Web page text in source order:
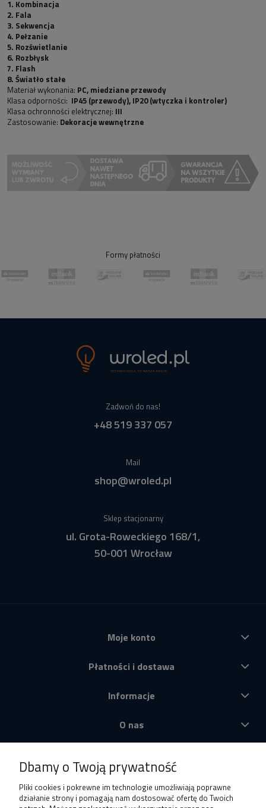
1. Kombinacja
2. Fala
3. Sekwencja
4. Pełzanie
5. Rozświetlanie
6. Rozbłysk
7. Flash
8. Światło stałe
Materiał wykonania: PC, miedziane przewody
Klasa odporności: IP45 (przewody), IP20 (wtyczka i kontroler)
Klasa ochronności elektrycznej: III
Zastosowanie: Dekoracje wewnętrzne
Formy płatności
Zadwoń do nas!
+48 519 337 057
Mail
shop@wroled.pl
Sklep stacjonarny
ul. Grota-Roweckiego 168/1,
50-001 Wrocław
Moje konto
Płatności i dostawa
Informacje
O nas
Dbamy o Twoją prywatność
Pliki cookies i pokrewne im technologie umożliwiają poprawne
działanie strony i pomagają nam dostosować ofertę do Twoich